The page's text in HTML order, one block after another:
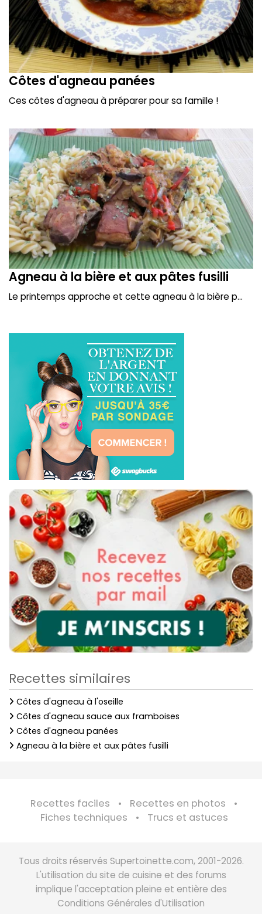
Côtes d'agneau panées
Ces côtes d'agneau à préparer pour sa famille !
Agneau à la bière et aux pâtes fusilli
Le printemps approche et cette agneau à la bière p...
Recettes similaires
Côtes d'agneau à l'oseille
Côtes d'agneau sauce aux framboises
Côtes d'agneau panées
Agneau à la bière et aux pâtes fusilli
Recettes faciles
Recettes en photos
Fiches techniques
Trucs et astuces
Tous droits réservés Supertoinette.com, 2001-2026.
L'utilisation du site de cuisine et des forums
implique l'acceptation pleine et entière des
Conditions Générales d'Utilisation